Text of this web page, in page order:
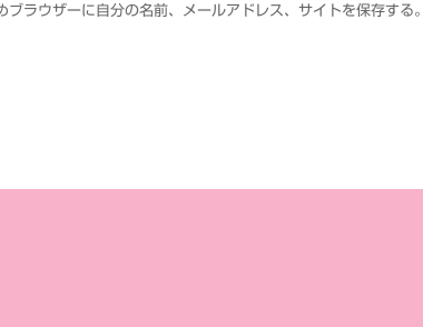
ラウザーに自分の名前、メールアドレス、サイトを保存する。